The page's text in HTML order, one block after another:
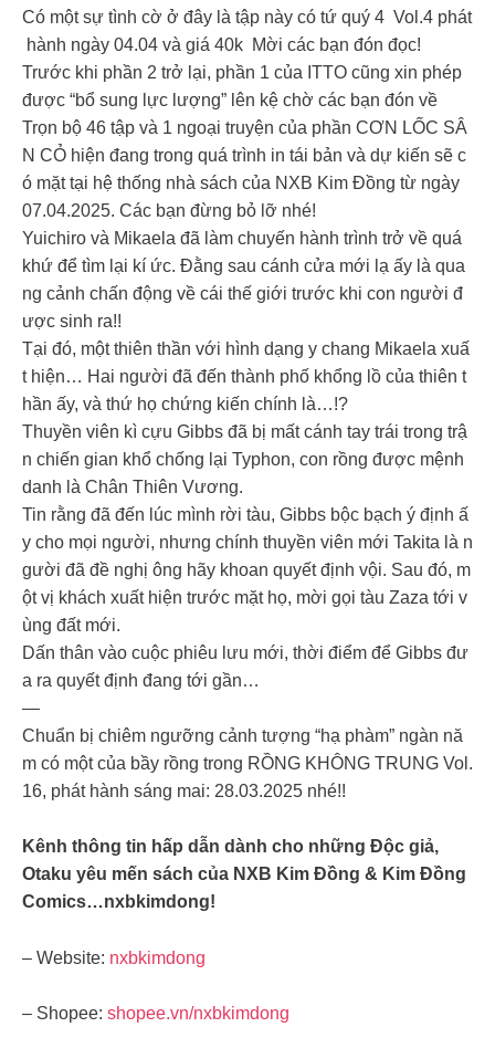
Có một sự tình cờ ở đây là tập này có tứ quý 4 Vol.4 phát
hành ngày 04.04 và giá 40k Mời các bạn đón đọc!
Trước khi phần 2 trở lại, phần 1 của ITTO cũng xin phép
được “bổ sung lực lượng” lên kệ chờ các bạn đón về
Trọn bộ 46 tập và 1 ngoại truyện của phần CƠN LỐC SÂ
N CỎ hiện đang trong quá trình in tái bản và dự kiến sẽ c
ó mặt tại hệ thống nhà sách của NXB Kim Đồng từ ngày
07.04.2025. Các bạn đừng bỏ lỡ nhé!
Yuichiro và Mikaela đã làm chuyến hành trình trở về quá
khứ để tìm lại kí ức. Đằng sau cánh cửa mới lạ ấy là qua
ng cảnh chấn động về cái thế giới trước khi con người đ
ược sinh ra!!
Tại đó, một thiên thần với hình dạng y chang Mikaela xuấ
t hiện… Hai người đã đến thành phố khổng lồ của thiên t
hần ấy, và thứ họ chứng kiến chính là…!?
Thuyền viên kì cựu Gibbs đã bị mất cánh tay trái trong trậ
n chiến gian khổ chống lại Typhon, con rồng được mệnh
danh là Chân Thiên Vương.
Tin rằng đã đến lúc mình rời tàu, Gibbs bộc bạch ý định ấ
y cho mọi người, nhưng chính thuyền viên mới Takita là n
gười đã đề nghị ông hãy khoan quyết định vội. Sau đó, m
ột vị khách xuất hiện trước mặt họ, mời gọi tàu Zaza tới v
ùng đất mới.
Dấn thân vào cuộc phiêu lưu mới, thời điểm để Gibbs đư
a ra quyết định đang tới gần…
—
Chuẩn bị chiêm ngưỡng cảnh tượng “hạ phàm” ngàn nă
m có một của bầy rồng trong RỒNG KHÔNG TRUNG Vol.
16, phát hành sáng mai: 28.03.2025 nhé!!
Kênh thông tin hấp dẫn dành cho những Độc giả,
Otaku yêu mến sách của NXB Kim Đồng & Kim Đồng
Comics…nxbkimdong!
– Website: nxbkimdong
– Shopee: shopee.vn/nxbkimdong